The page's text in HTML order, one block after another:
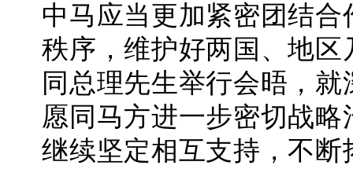
中马应当更加紧密团结
秩序，维护好两国、地
同总理先生举行会晤，
愿同马方进一步密切战
继续坚定相互支持，不